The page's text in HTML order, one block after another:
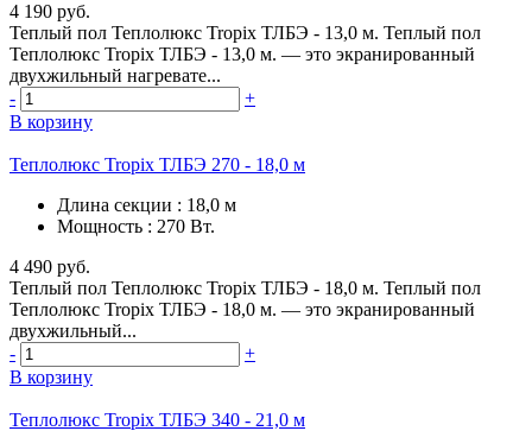
4 190 руб.
Теплый пол Теплолюкс Tropix ТЛБЭ - 13,0 м. Теплый пол
Теплолюкс Tropix ТЛБЭ - 13,0 м. — это экранированный
двухжильный нагревате...
-
+
В корзину
Теплолюкс Tropix ТЛБЭ 270 - 18,0 м
Длина секции : 18,0 м
Мощность : 270 Вт.
4 490 руб.
Теплый пол Теплолюкс Tropix ТЛБЭ - 18,0 м. Теплый пол
Теплолюкс Tropix ТЛБЭ - 18,0 м. — это экранированный
двухжильный...
-
+
В корзину
Теплолюкс Tropix ТЛБЭ 340 - 21,0 м